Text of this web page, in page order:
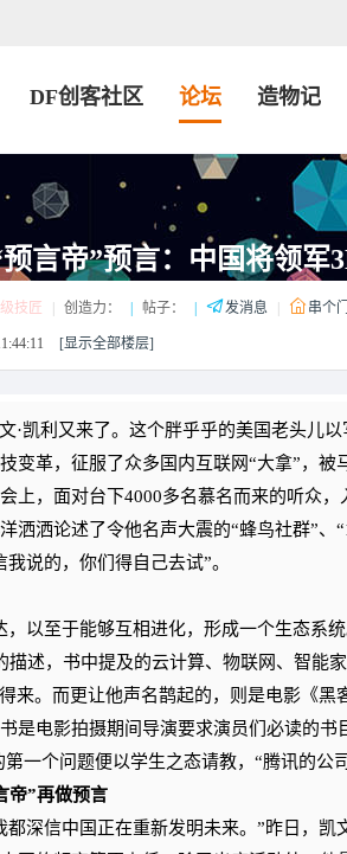
DF创客社区 论坛 造物记
言帝”预言：中国将领军
技匠 创造力： 帖子： 发消息 串个门
[显示全部楼层]
利又来了。这个胖乎乎的美国老头儿以
变革，征服了众多国内互联网“大拿”，被
，面对台下4000多名慕名而来的听众，
洒洒论述了令他名声大震的“蜂鸟社群”、
说的，你们得自己去试”。
至于能够互相进化，形成一个生态系统
述，书中提及的云计算、物联网、智能
。而更让他声名鹊起的，则是电影《黑
是电影拍摄期间导演要求演员们必读的
一个问题便以学生之态请教，“腾讯的公
帝”再做预言
信中国正在重新发明未来。”昨日，凯